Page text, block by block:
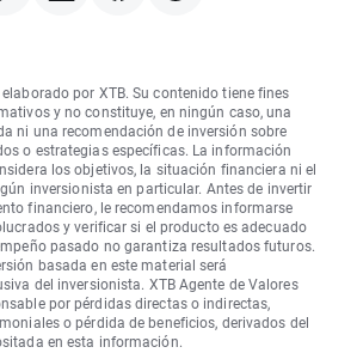
por XTB. Su contenido tiene fines
y no constituye, en ningún caso, una
ni una recomendación de inversión sobre
o estrategias específicas. La información
los objetivos, la situación financiera ni el
inversionista en particular. Antes de invertir
financiero, le recomendamos informarse
y verificar si el producto es adecuado
pasado no garantiza resultados futuros.
basada en este material será
del inversionista. XTB Agente de Valores
por pérdidas directas o indirectas,
o pérdida de beneficios, derivados del
en esta información.